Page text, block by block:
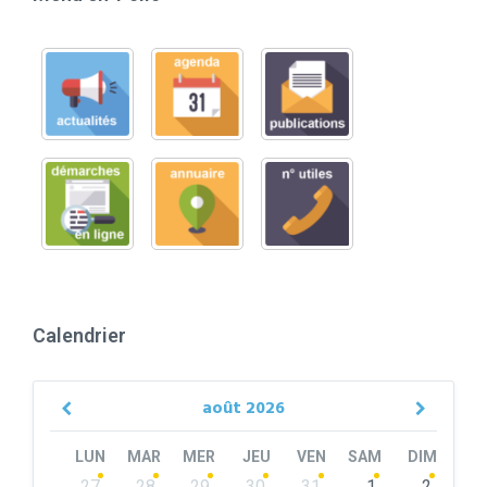
Calendrier
août 2026
Previous
LUN MAR MER JEU VEN SAM DIM
Skip